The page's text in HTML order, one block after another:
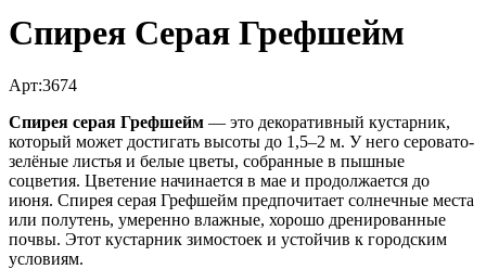
Спирея Серая Грефшейм
Арт:3674
Спирея серая Грефшейм — это декоративный кустарник,
который может достигать высоты до 1,5–2 м. У него серовато-
зелёные листья и белые цветы, собранные в пышные
соцветия. Цветение начинается в мае и продолжается до
июня. Спирея серая Грефшейм предпочитает солнечные места
или полутень, умеренно влажные, хорошо дренированные
почвы. Этот кустарник зимостоек и устойчив к городским
условиям.